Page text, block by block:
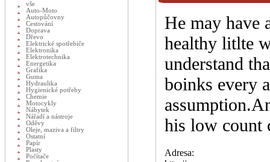
He may have
healthy litlte
understand
boinks every
his low count
Adresa:
vše
Auto-Moto
Autopůčovny
Cestování
Doprava
Dřevo
Elektrické spotřebiče
Elektronika
Elektrotechnika
Energetika
Grafika
Guma
Hydraulika
Hygienické potřeby
Chemie
Motocykly
Nábytek
Nářadí a nástroje
Oděvy
Oleje, maziva a filtry
Ostatní
Papír
Plasty
Počítače